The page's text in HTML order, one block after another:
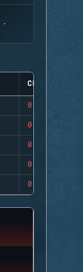
CLUTCHES
0
0
0
0
0